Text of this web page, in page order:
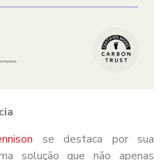
se destaca por sua
solução que não apenas